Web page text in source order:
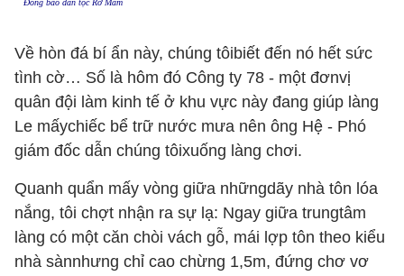
Đồng bào dân tộc Rơ Mâm
Về hòn đá bí ẩn này, chúng tôibiết đến nó hết sức
tình cờ… Số là hôm đó Công ty 78 - một đơnvị
quân đội làm kinh tế ở khu vực này đang giúp làng
Le mấychiếc bể trữ nước mưa nên ông Hệ - Phó
giám đốc dẫn chúng tôixuống làng chơi.
Quanh quẩn mấy vòng giữa nhữngdãy nhà tôn lóa
nắng, tôi chợt nhận ra sự lạ: Ngay giữa trungtâm
làng có một căn chòi vách gỗ, mái lợp tôn theo kiểu
nhà sànnhưng chỉ cao chừng 1,5m, đứng chơ vơ